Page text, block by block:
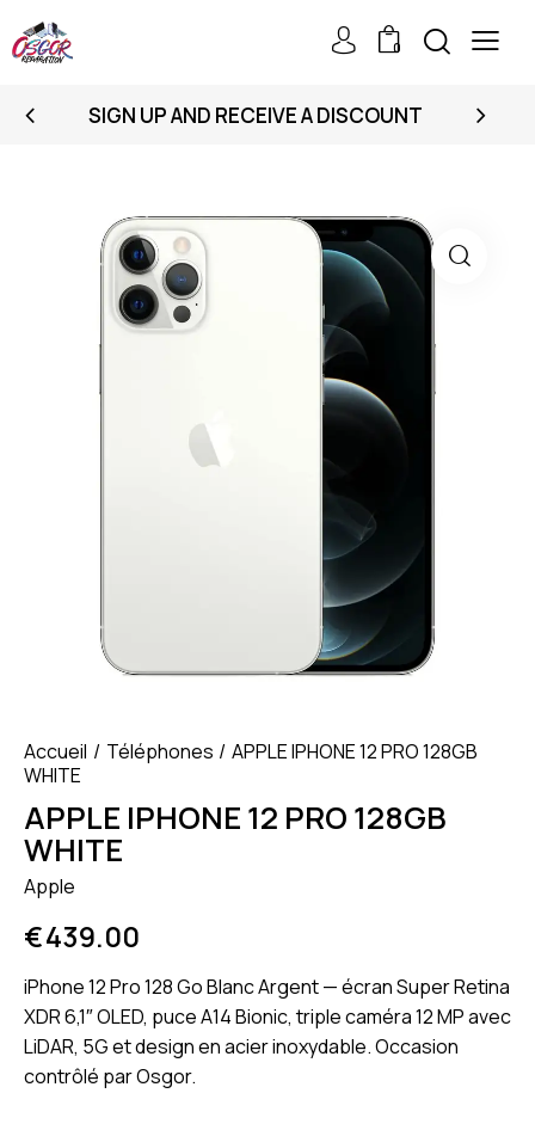
0
SIGN UP AND RECEIVE A DISCOUNT
Accueil Téléphones
APPLE IPHONE 12 PRO 128GB
WHITE
APPLE IPHONE 12 PRO 128GB
WHITE
Apple
€439.00
iPhone 12 Pro 128 Go Blanc Argent — écran Super Retina
XDR 6,1″ OLED, puce A14 Bionic, triple caméra 12 MP avec
LiDAR, 5G et design en acier inoxydable. Occasion
contrôlé par Osgor.